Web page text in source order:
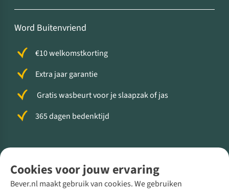
Cookies voor jouw ervaring
Bever.nl maakt gebruik van cookies. We gebruiken
Word Buitenvriend
€10 welkomstkorting
Extra jaar garantie
Gratis wasbeurt voor je slaapzak of jas
365 dagen bedenktijd